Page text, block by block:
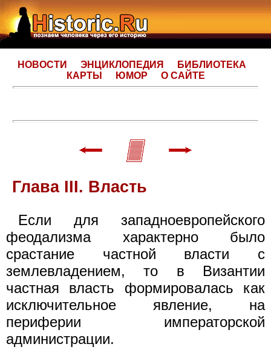
НОВОСТИ ЭНЦИКЛОПЕДИЯ
БИБЛИОТЕКА
КАРТЫ
ЮМОР О САЙТЕ
Глава III. Власть
Если для западноевропейского
феодализма характерно было
срастание частной власти с
землевладением, то в Византии
частная власть формировалась как
исключительное явление, на
периферии императорской
администрации.